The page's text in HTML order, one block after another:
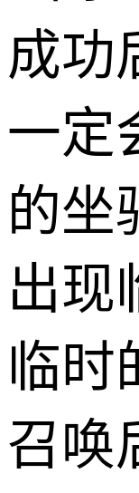
成功
一定
的坐
出现
临时
召唤